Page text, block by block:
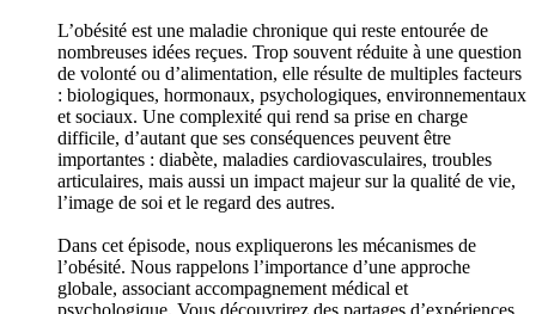
L’obésité est une maladie chronique qui reste entourée de
nombreuses idées reçues. Trop souvent réduite à une question
de volonté ou d’alimentation, elle résulte de multiples facteurs
: biologiques, hormonaux, psychologiques, environnementaux
et sociaux. Une complexité qui rend sa prise en charge
difficile, d’autant que ses conséquences peuvent être
importantes : diabète, maladies cardiovasculaires, troubles
articulaires, mais aussi un impact majeur sur la qualité de vie,
l’image de soi et le regard des autres.
Dans cet épisode, nous expliquerons les mécanismes de
l’obésité. Nous rappelons l’importance d’une approche
globale, associant accompagnement médical et